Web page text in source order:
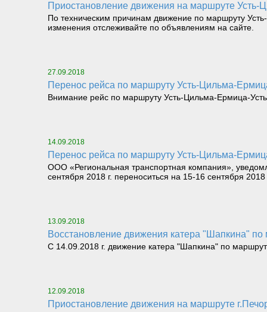
Приостановление движения на маршруте
По техническим причинам движение по маршруту
изменения отслеживайте по объявлениям на сайте.
27.09.2018
перенос рейса по маршруту Усть-Цильма-
Внимание рейс по маршруту Усть-Цильма-Ермица-
14.09.2018
перенос рейса по маршруту Усть-Цильма-
ООО «Региональная транспортная компания»,
сентября 2018 г. переноситься на 15-16 сентября 2018
13.09.2018
Восстановление движения катера "Шапкина"
С 14.09.2018 г. движение катера "Шапкина" по
12.09.2018
Приостановление движения на маршруте